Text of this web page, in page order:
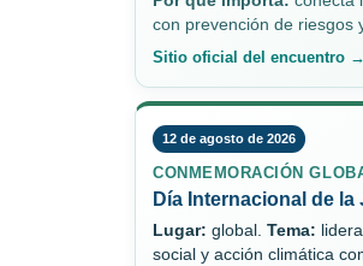
con prevención de riesgos
Sitio oficial del encuentro →
12 de agosto de 2026
CONMEMORACIÓN
Día Internacional de la
Lugar: global. Tema:
social y acción climática